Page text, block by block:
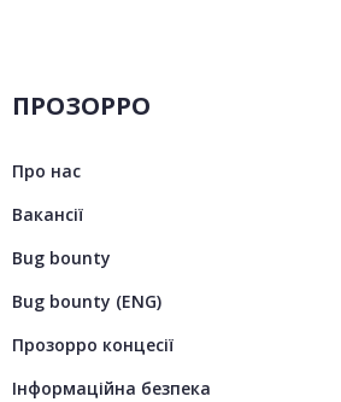
ПРОЗОРРО
Про нас
Вакансії
Bug bounty
Bug bounty (ENG)
Прозорро концесії
Інформаційна безпека